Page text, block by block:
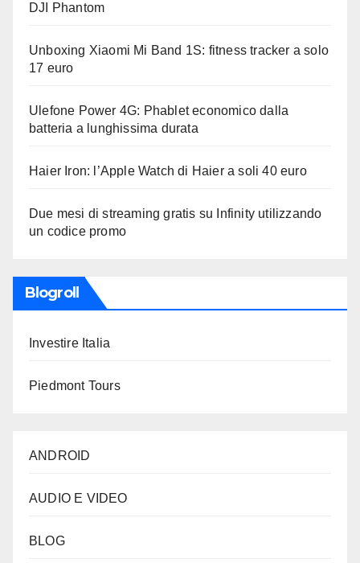
DJI Phantom
Unboxing Xiaomi Mi Band 1S: fitness tracker a solo
17 euro
Ulefone Power 4G: Phablet economico dalla
batteria a lunghissima durata
Haier Iron: l’Apple Watch di Haier a soli 40 euro
Due mesi di streaming gratis su Infinity utilizzando
un codice promo
Blogroll
Investire Italia
Piedmont Tours
ANDROID
AUDIO E VIDEO
BLOG